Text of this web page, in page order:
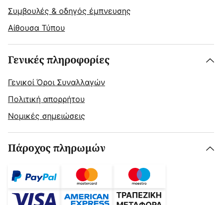
Συμβουλές & οδηγός έμπνευσης
Αίθουσα Τύπου
Γενικές πληροφορίες
Γενικοί Όροι Συναλλαγών
Πολιτική απορρήτου
Νομικές σημειώσεις
Πάροχος πληρωμών